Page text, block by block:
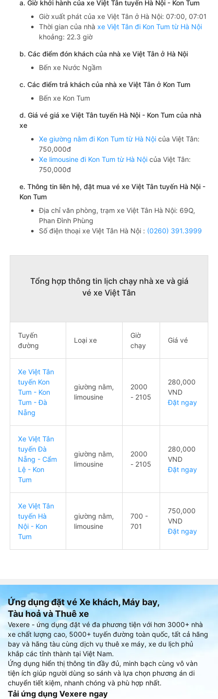
a. Giờ khởi hành của xe Việt Tân tuyến Hà Nội - Kon Tum
Giờ xuất phát của xe Việt Tân ở Hà Nội: 07:00, 07:01
Thời gian của nhà xe Việt Tân đi Kon Tum từ Hà Nội
khoảng: 22.3 giờ
b. Các điểm đón khách của nhà xe Việt Tân ở Hà Nội
Bến xe Nước Ngầm
c. Các điểm trả khách của nhà xe Việt Tân ở Kon Tum
Bến xe Kon Tum
d. Giá vé giá xe Việt Tân tuyến Hà Nội - Kon Tum của nhà
xe
Xe giường nằm đi Kon Tum từ Hà Nội của Việt Tân:
750,000đ
Xe limousine đi Kon Tum từ Hà Nội của Việt Tân:
750,000đ
e. Thông tin liên hệ, đặt mua vé xe Việt Tân tuyến Hà Nội -
Kon Tum
Địa chỉ văn phòng, trạm xe Việt Tân Hà Nội: 69Q,
Phan Đình Phùng
Số điện thoại xe Việt Tân Hà Nội : (0260) 391.3999
Tổng hợp thông tin lịch chạy nhà xe và giá
vé xe Việt Tân
Tuyến
đường
Loại xe
Giờ
chạy
Giá vé
Xe Việt Tân
tuyến Kon
Tum - Kon
Tum - Đà
Nẵng
giường nằm,
limousine
2000
- 2105
280,000
VND
Đặt ngay
Xe Việt Tân
tuyến Đà
Nẵng - Cẩm
Lệ - Kon
Tum
giường nằm,
limousine
2000
- 2105
280,000
VND
Đặt ngay
Xe Việt Tân
tuyến Hà
Nội - Kon
Tum
giường nằm,
limousine
700 -
701
750,000
VND
Đặt ngay
Ứng dụng đặt vé Xe khách, Máy bay,
Tàu hoả và Thuê xe
Vexere - ứng dụng đặt vé đa phương tiện với hơn 3000+ nhà
xe chất lượng cao, 5000+ tuyến đường toàn quốc, tất cả hãng
bay và hãng tàu cùng dịch vụ thuê xe máy, xe du lịch phủ
khắp các tỉnh thành tại Việt Nam.
Ứng dụng hiển thị thông tin đầy đủ, minh bạch cùng vô vàn
tiện ích giúp người dùng so sánh và lựa chọn phương án di
chuyển tiết kiệm, nhanh chóng và phù hợp nhất.
Tải ứng dụng Vexere ngay